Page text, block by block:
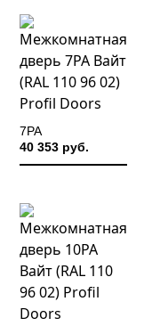
7PA
40 353 руб.